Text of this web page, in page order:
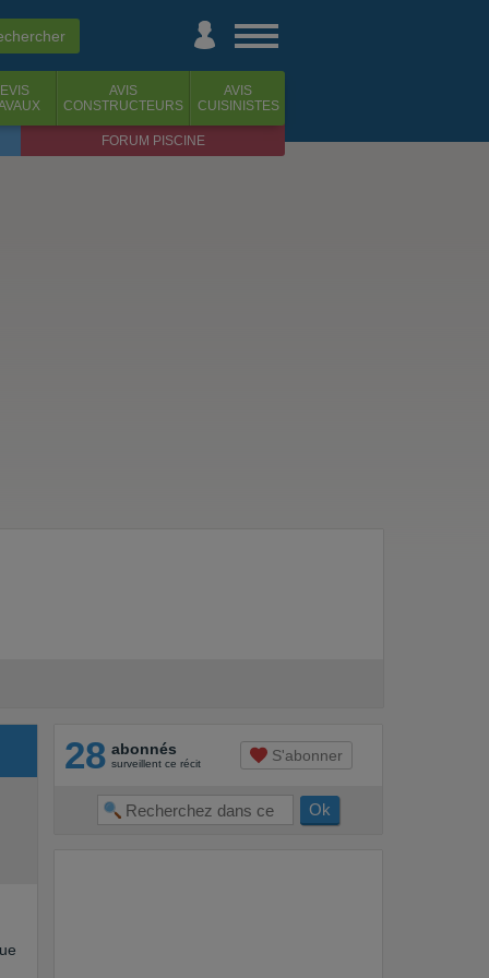
AVIS
CONSTRUCTEURS
AVIS
CUISINISTES
FORUM PISCINE
28 abonnés
surveillent ce récit S'abonner